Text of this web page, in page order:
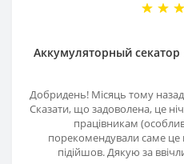
Аккумуляторный секатор
Добридень! Місяць тому
Сказати, що задоволена, це
працівникам
порекомендували саме це
підійшов. Дякую за